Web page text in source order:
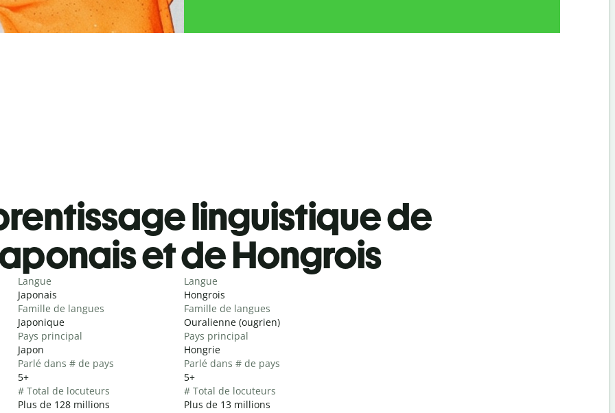
linguistique de
et de Hongrois
Langue
Japonais
Famille de langues
Japonique
Pays principal
Japon
Parlé dans # de pays
5+
# Total de locuteurs
Plus de 128 millions
Langue
Hongrois
Famille de langues
Ouralienne (ougrien)
Pays principal
Hongrie
Parlé dans # de pays
5+
# Total de locuteurs
Plus de 13 millions